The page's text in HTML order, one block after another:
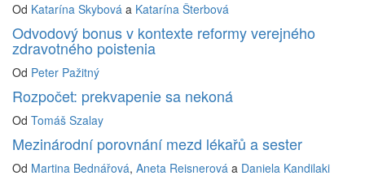
Od Katarína Skybová a Katarína Šterbová
Odvodový bonus v kontexte reformy verejného
zdravotného poistenia
Od Peter Pažitný
Rozpočet: prekvapenie sa nekoná
Od Tomáš Szalay
Mezinárodní porovnání mezd lékařů a sester
Od Martina Bednářová, Aneta Reisnerová a Daniela Kandilaki